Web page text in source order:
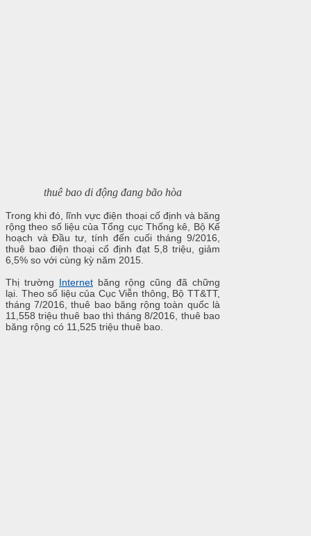
thuê bao di động đang bão hòa
Trong khi đó, lĩnh vực điện thoại cố định và băng
rộng theo số liệu của Tổng cục Thống kê, Bộ Kế
hoạch và Đầu tư, tính đến cuối tháng 9/2016,
thuê bao điện thoại cố định đạt 5,8 triệu, giảm
6,5% so với cùng kỳ năm 2015.
Thị trường Internetbăng rộng cũng đã chững
lại. Theo số liệu của Cục Viễn thông, Bộ TT&TT,
tháng 7/2016, thuê bao băng rộng toàn quốc là
11,558 triệu thuê bao thì tháng 8/2016, thuê bao
băng rộng có 11,525 triệu thuê bao.